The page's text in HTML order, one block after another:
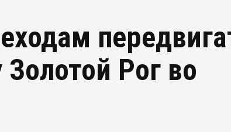
Золотой Рог во